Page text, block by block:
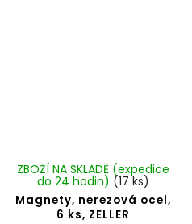
Magnety, nerezová ocel,
6 ks, ZELLER
ZBOŽÍ NA SKLADĚ (expedice
do 24 hodin) (17 ks)